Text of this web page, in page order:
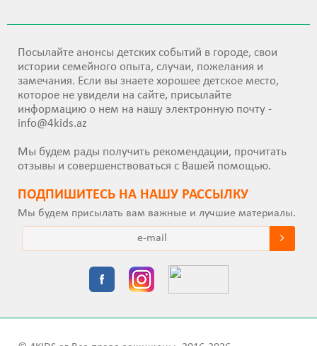
Посылайте анонсы детских событий в городе, свои
истории семейного опыта, случаи, пожелания и
замечания. Если вы знаете хорошее детское место,
которое не увидели на сайте, присылайте
информацию о нем на нашу электронную почту -
info@4kids.az
Мы будем рады получить рекомендации, прочитать
отзывы и совершенствоваться с Вашей помощью.
ПОДПИШИТEСЬ НА НАШУ РАССЫЛКУ
Мы будем присылать вам важные и лучшие материалы.